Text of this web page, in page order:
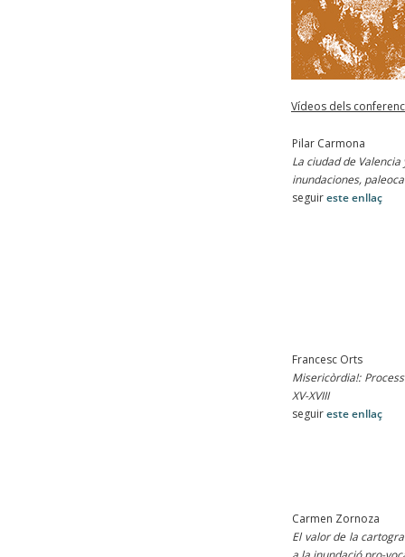
Vídeos dels
Pilar Carmona
La ciudad de
inundaciones,
seguireste enllaç
Francesc Orts
Misericòrdia!:
XV-XVIII
seguireste enllaç
Carmen Zornoza
El valor de la